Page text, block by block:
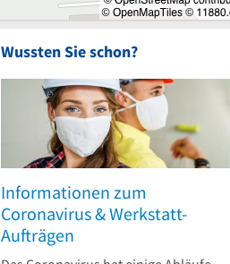
Wussten Sie schon?
Informationen zum
Coronavirus & Werkstatt-
Aufträgen